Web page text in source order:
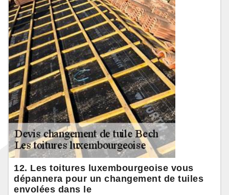
12. Les toitures luxembourgeoise vous
dépannera pour un changement de tuiles
envolées dans le